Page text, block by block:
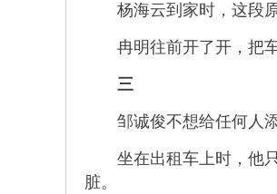
杨海云到家时，这段原
冉明往前开了开，把车
三
邹诚俊不想给任何人添
坐在出租车上时，他只
脏。